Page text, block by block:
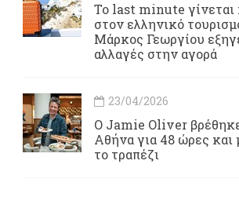
Το last minute γίνεται
στον ελληνικό
Μάρκος Γεωργίου
αλλαγές στην αγορά
23/04/2026
Ο Jamie Oliver
Αθήνα για 48 ώρες και
το τραπέζι